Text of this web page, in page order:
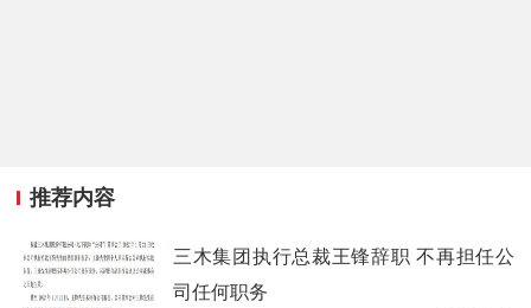
推荐内容
三木集团执行总裁王锋辞职 不再担任公
司任何职务